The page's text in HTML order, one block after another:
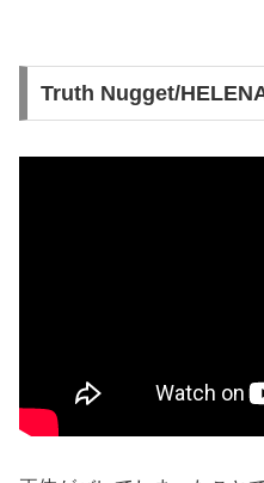
Truth Nugget/